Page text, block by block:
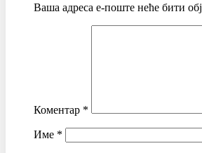
Ваша адреса е-поште неће бити
Коментар *
Име *